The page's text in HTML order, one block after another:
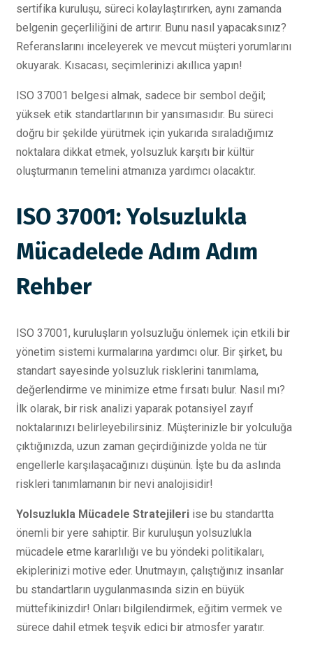
sertifika kuruluşu, süreci kolaylaştırırken, aynı zamanda
belgenin geçerliliğini de artırır. Bunu nasıl yapacaksınız?
Referanslarını inceleyerek ve mevcut müşteri yorumlarını
okuyarak. Kısacası, seçimlerinizi akıllıca yapın!
ISO 37001 belgesi almak, sadece bir sembol değil;
yüksek etik standartlarının bir yansımasıdır. Bu süreci
doğru bir şekilde yürütmek için yukarıda sıraladığımız
noktalara dikkat etmek, yolsuzluk karşıtı bir kültür
oluşturmanın temelini atmanıza yardımcı olacaktır.
ISO 37001: Yolsuzlukla
Mücadelede Adım Adım
Rehber
ISO 37001, kuruluşların yolsuzluğu önlemek için etkili bir
yönetim sistemi kurmalarına yardımcı olur. Bir şirket, bu
standart sayesinde yolsuzluk risklerini tanımlama,
değerlendirme ve minimize etme fırsatı bulur. Nasıl mı?
İlk olarak, bir risk analizi yaparak potansiyel zayıf
noktalarınızı belirleyebilirsiniz. Müşterinizle bir yolculuğa
çıktığınızda, uzun zaman geçirdiğinizde yolda ne tür
engellerle karşılaşacağınızı düşünün. İşte bu da aslında
riskleri tanımlamanın bir nevi analojisidir!
Yolsuzlukla Mücadele Stratejileri ise bu standartta
önemli bir yere sahiptir. Bir kuruluşun yolsuzlukla
mücadele etme kararlılığı ve bu yöndeki politikaları,
ekiplerinizi motive eder. Unutmayın, çalıştığınız insanlar
bu standartların uygulanmasında sizin en büyük
müttefikinizdir! Onları bilgilendirmek, eğitim vermek ve
sürece dahil etmek teşvik edici bir atmosfer yaratır.